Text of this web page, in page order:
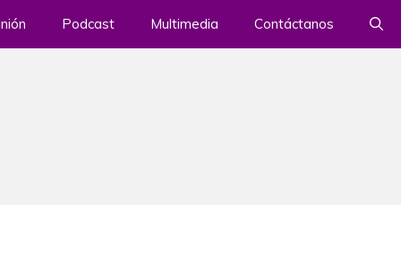
Podcast Multimedia Contáctanos